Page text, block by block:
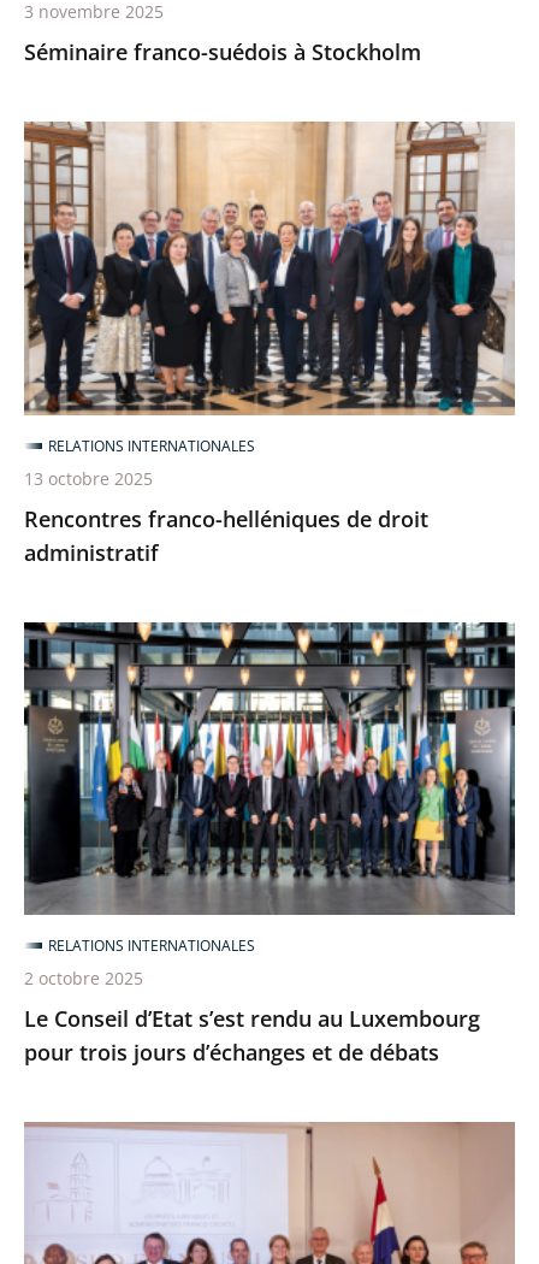
Séminaire franco-suédois à Stockholm
3 novembre 2025
Rencontres
franco-
helléniques
de
droit
administratif
Rencontres franco-helléniques de droit
administratif
RELATIONS INTERNATIONALES
13 octobre 2025
Le
Conseil
d’Etat
s’est
rendu
au
Luxembourg
pour
trois
jours
d’échanges
etLe Conseil d’Etat s’est rendu au Luxembourg
pour trois jours d’échanges et de débats
RELATIONS INTERNATIONALES
2 octobre 2025
Le
Conseil
d’État
aux